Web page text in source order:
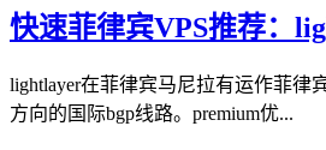
快速菲律宾VPS推荐：
lightlayer在菲律宾马尼拉有运作菲律
方向的国际bgp线路。premium优...